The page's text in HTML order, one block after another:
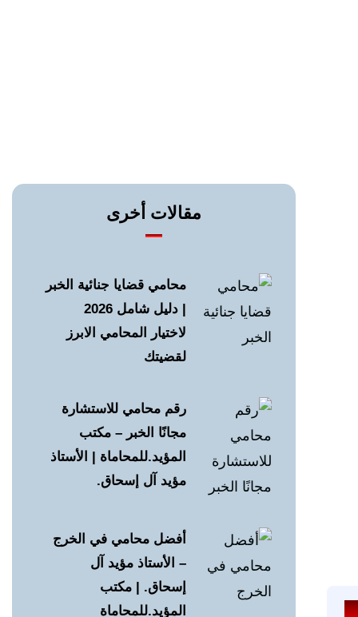
مقالات أخرى
محامي قضايا جنائية الخبر
| دليل شامل 2026
لاختيار المحامي الابرز
لقضيتك
رقم محامي للاستشارة
مجانًا الخبر – مكتب
المؤيد.للمحاماة | الأستاذ
مؤيد آل إسحاق.
أفضل محامي في الخرج
– الأستاذ مؤيد آل
إسحاق. | مكتب
المؤيد.للمحاماة